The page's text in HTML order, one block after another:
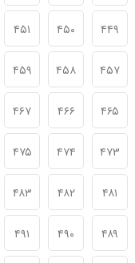
۴۴۹ ۴۵۰ ۴۵۱
۴۵۷ ۴۵۸ ۴۵۹
۴۶۵ ۴۶۶ ۴۶۷
۴۷۳ ۴۷۴ ۴۷۵
۴۸۱ ۴۸۲ ۴۸۳
۴۸۹ ۴۹۰ ۴۹۱